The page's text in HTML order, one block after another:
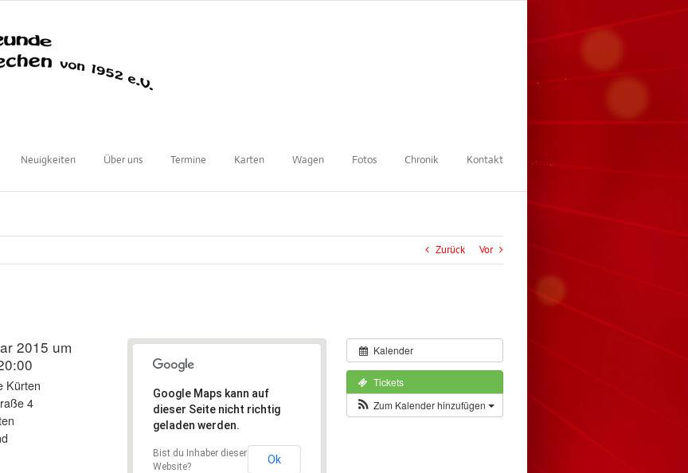
Neuigkeiten Über uns Termine Karten Wagen Fotos Chronik Kontakt
Zurück Vor
Kalender
Tickets
Zum Kalender hinzufügen
Google Maps kann auf
dieser Seite nicht richtig
geladen werden.
Bist du Inhaber dieser
Website?
Ok
2015 um
Kürten
4